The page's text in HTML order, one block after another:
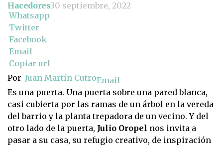
Hacedores30 septiembre, 2022
Whatsapp
Twitter
Facebook
Email
Copiar url
Por Juan Martín CutroEmail
Es una puerta. Una puerta sobre una pared blanca,
casi cubierta por las ramas de un árbol en la vereda
del barrio y la planta trepadora de un vecino. Y del
otro lado de la puerta, Julio Oropel nos invita a
pasar a su casa, su refugio creativo, de inspiración